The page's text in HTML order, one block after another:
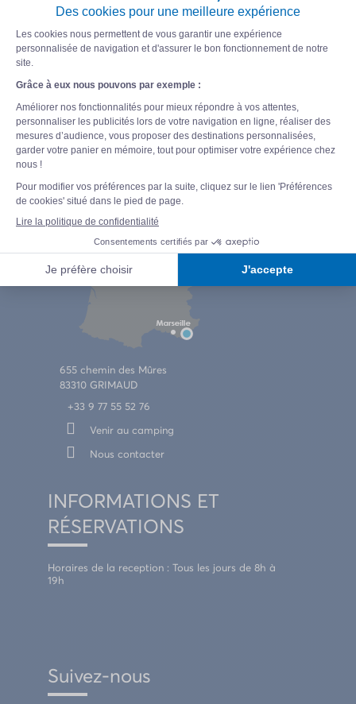
BLACK FRIDAY
2022
NATATION, CYCLISME, DUATHLON,
TRIATHLON…
Camping Le Domaine des
Naïades ★★★★★
655 chemin des Mûres
83310 GRIMAUD
+33 9 77 55 52 76
Venir au camping
Nous contacter
INFORMATIONS ET
RÉSERVATIONS
Horaires de la reception : Tous les jours de 8h à
19h
Suivez-nous